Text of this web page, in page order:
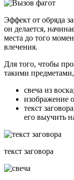
Эффект от обряда
он делается,
места до того
влечения.
Для того, чтобы
такими
свеча из воска;
изображение
текст
его выучить
текст заговора